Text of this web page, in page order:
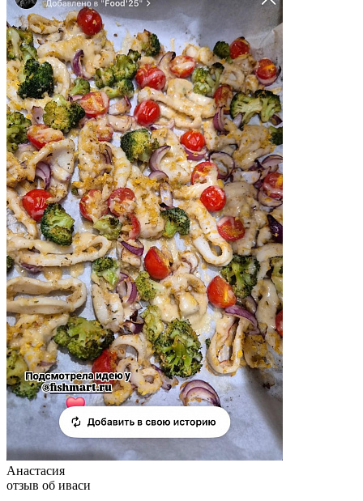
Анастасия
отзыв об иваси